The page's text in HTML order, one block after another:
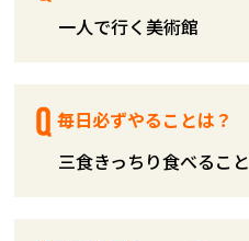
一人で行く美術館
毎日必ずやることは？
三食きっちり食べること